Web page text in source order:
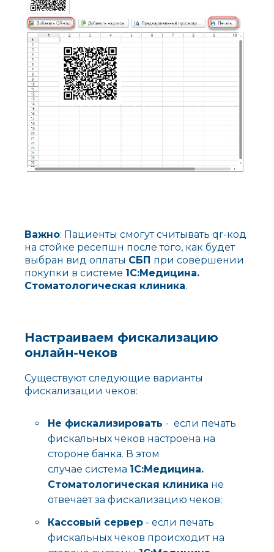
Важно: Пациенты смогут считывать qr-код
на стойке ресепшн после того, как будет
выбран вид оплаты СБП при совершении
покупки в системе 1С:Медицина.
Стоматологическая клиника.
Настраиваем фискализацию
онлайн-чеков
Существуют следующие варианты
фискализации чеков:
Не фискализировать - если печать
фискальных чеков настроена на
стороне банка. В этом
случае система 1С:Медицина.
Стоматологическая клиника не
отвечает за фискализацию чеков;
Кассовый сервер - если печать
фискальных чеков происходит на